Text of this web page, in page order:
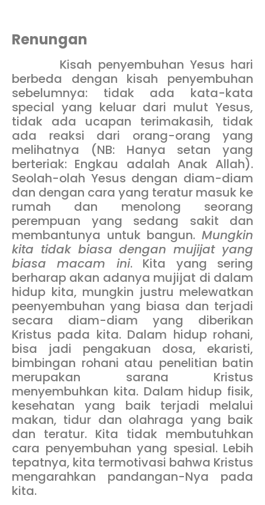
Renungan
Kisah penyembuhan Yesus hari
berbeda dengan kisah penyembuhan
sebelumnya: tidak ada kata-kata
special yang keluar dari mulut Yesus,
tidak ada ucapan terimakasih, tidak
ada reaksi dari orang-orang yang
melihatnya (NB: Hanya setan yang
berteriak: Engkau adalah Anak Allah).
Seolah-olah Yesus dengan diam-diam
dan dengan cara yang teratur masuk ke
rumah dan menolong seorang
perempuan yang sedang sakit dan
membantunya untuk bangun. Mungkin
kita tidak biasa dengan mujijat yang
biasa macam ini. Kita yang sering
berharap akan adanya mujijat di dalam
hidup kita, mungkin justru melewatkan
peenyembuhan yang biasa dan terjadi
secara diam-diam yang diberikan
Kristus pada kita. Dalam hidup rohani,
bisa jadi pengakuan dosa, ekaristi,
bimbingan rohani atau penelitian batin
merupakan sarana Kristus
menyembuhkan kita. Dalam hidup fisik,
kesehatan yang baik terjadi melalui
makan, tidur dan olahraga yang baik
dan teratur. Kita tidak membutuhkan
cara penyembuhan yang spesial. Lebih
tepatnya, kita termotivasi bahwa Kristus
mengarahkan pandangan-Nya pada
kita.